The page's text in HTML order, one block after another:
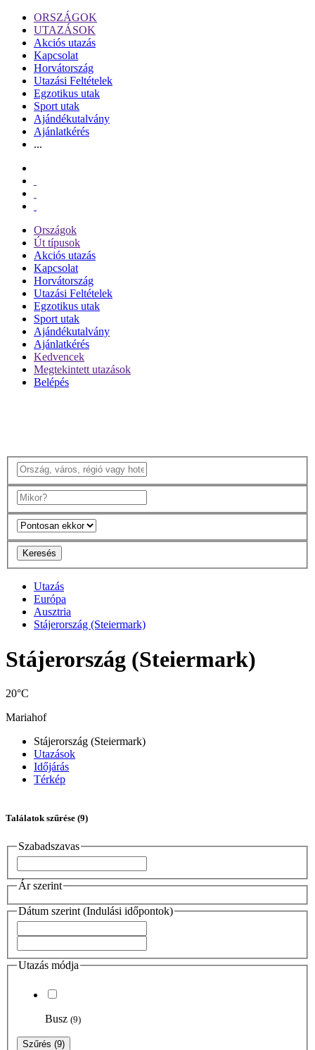
ORSZÁGOK
UTAZÁSOK
Akciós utazás
Kapcsolat
Horvátország
Utazási Feltételek
Egzotikus utak
Sport utak
Ajándékutalvány
Ajánlatkérés
...
Országok
Út típusok
Akciós utazás
Kapcsolat
Horvátország
Utazási Feltételek
Egzotikus utak
Sport utak
Ajándékutalvány
Ajánlatkérés
Kedvencek
Megtekintett utazások
Belépés
Keresés
Utazás
Európa
Ausztria
Stájerország (Steiermark)
Stájerország (Steiermark)
20°C
Mariahof
Stájerország (Steiermark)
Utazások
Időjárás
Térkép
Találatok szűrése (9)
Szabadszavas
Ár szerint
Dátum szerint (Indulási időpontok)
Utazás módja
Busz (9)
Szűrés (9)